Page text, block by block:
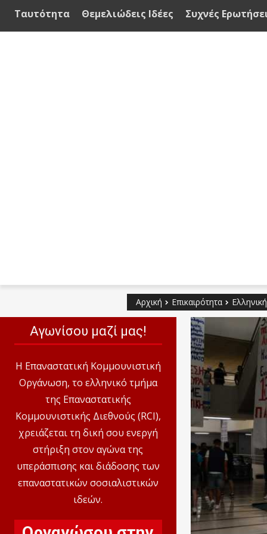
Ταυτότητα Θεμελιώδεις Ιδέες Συχνές
Αρχική Επικαιρότητα
Αγωνίσου μαζί μας!
Η Επαναστατική Κομμουνιστική
Οργάνωση, το ελληνικό τμήμα
της Επαναστατικής
Κομμουνιστικής Διεθνούς (RCI),
χρειάζεται τη δική σου ενεργή
στήριξη στον αγώνα της
υπεράσπισης και διάδοσης των
επαναστατικών σοσιαλιστικών
ιδεών.